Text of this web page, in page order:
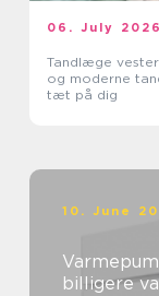
06. July 2026
Tandlæge
og moderne
tæt på dig
10. June
billigere